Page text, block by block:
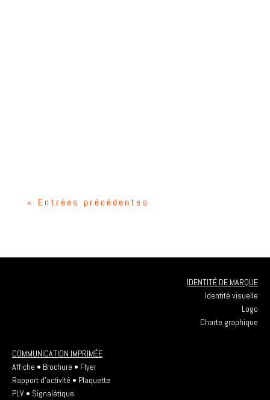
« Entrées précédentes
IDENTITÉ DE MARQUE
Identité visuelle
Logo
Charte graphique
COMMUNICATION IMPRIMÉE
Affiche • Brochure • Flyer
Rapport d’activité • Plaquette
PLV • Signalétique